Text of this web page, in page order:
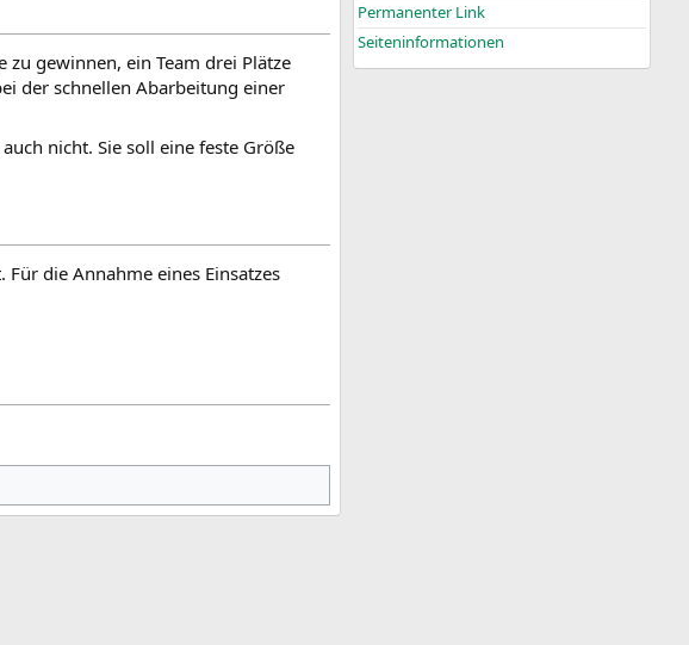
zu gewinnen, ein Team drei Plätze
der schnellen Abarbeitung einer
nicht. Sie soll eine feste Größe
die Annahme eines Einsatzes
Permanenter Link
Seiten­­informationen